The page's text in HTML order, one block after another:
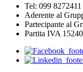
Tel: 099
Aderente al
Partecipante al
Partita IVA